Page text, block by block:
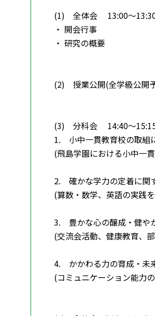
(1) 全体会 13:00～
・ 開会行事
・ 研究の概要
(2) 授業公開(全学級公開
(3) 分科会 14:40～
1. 小中一貫教育校の取組
(飛島学園における小中一
2. 確かな学力の定着に関
(算数・数学、英語の実践
3. 豊かな心の醸成・健や
(交流会活動、健康教育、
4. かかわる力の育成・未
(コミュニケーション能力